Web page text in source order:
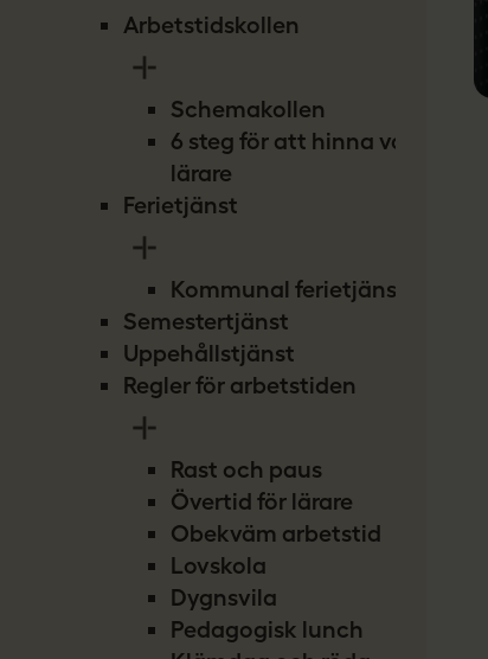
Arbetstidskollen
Schemakollen
6 steg för att hinna vara
lärare
Ferietjänst
Kommunal ferietjänst
Semestertjänst
Uppehållstjänst
Regler för arbetstiden
Rast och paus
Övertid för lärare
Obekväm arbetstid
Lovskola
Dygnsvila
Pedagogisk lunch